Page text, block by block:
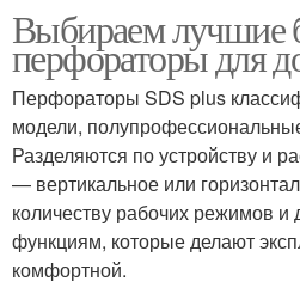
Выбираем лучшие
перфораторы для
Перфораторы SDS plus
модели,
Разделяются по устройству и
— вертикальное или
количеству рабочих режимов
функциям, которые делают
комфортной.